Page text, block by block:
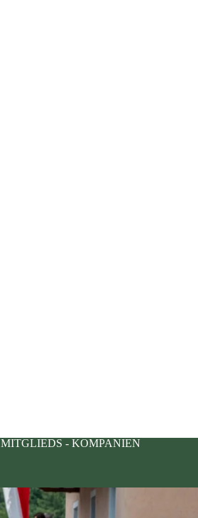
MITGLIEDS - KOMPANIEN